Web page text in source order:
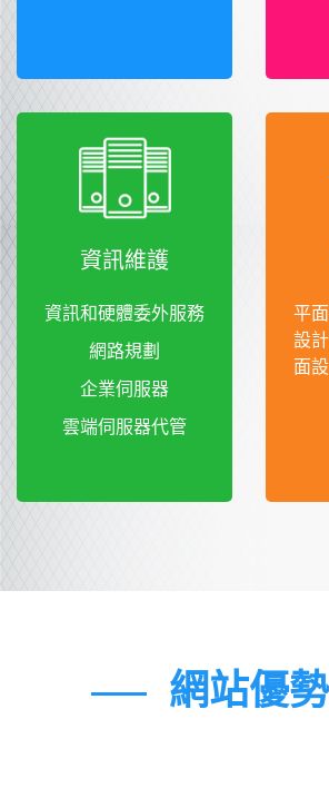
資訊維護
資訊和硬體委外服務
網路規劃
企業伺服器
雲端伺服器代管
平
設
面
網站優勢